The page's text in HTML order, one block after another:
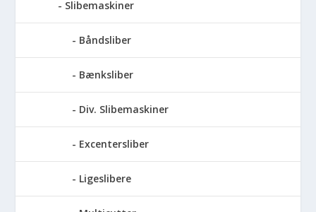
Slibemaskiner
Båndsliber
Bænksliber
Div. Slibemaskiner
Excentersliber
Ligeslibere